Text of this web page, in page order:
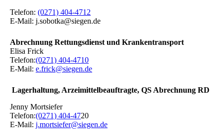
Telefon: (0271) 404-4712
E-Mail: j.sobotka@siegen.de
Abrechnung Rettungsdienst und Krankentransport
Elisa Frick
Telefon:(0271) 404‐4710
E‐Mail: e.frick@siegen.de
Lagerhaltung, Arzeimittelbeauftragte, QS Abrechnung RD
Jenny Mortsiefer
Telefon:(0271) 404‐4720
E‐Mail: j.mortsiefer@siegen.de